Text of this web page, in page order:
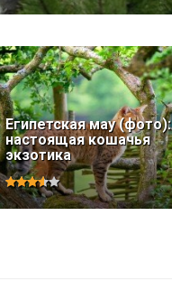
Египетская мау (фото):
настоящая кошачья
экзотика